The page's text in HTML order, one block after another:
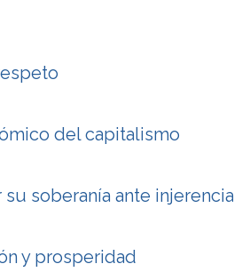
del capitalismo
soberanía ante injerencia
y prosperidad